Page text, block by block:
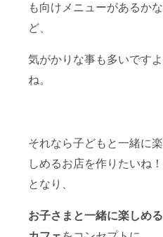
も向けメニューがあるかな
ど、
気がかりな事も多いですよ
ね。
それなら子どもと一緒に楽
しめるお店を作りたいね！
となり、
お子さまと一緒に楽しめる